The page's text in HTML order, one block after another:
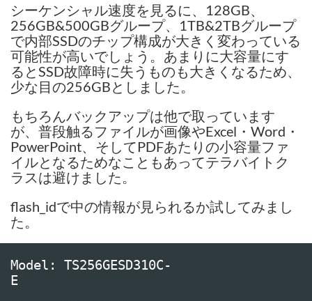
シーケンシャル速度を見るに、128GB、
256GB&500GBグループ、1TB&2TBグループ
で内部SSDのチップ構成が大きく変わっている
可能性が高いでしょう。あまりに大容量にす
るとSSD故障時に失うものも大きくなるため、
少な目の256GBとしました。
もちろんバックアップは他で取っています
が、普段触るファイルが画像やExcel・Word・
PowerPoint、そしてPDFあたりの小容量ファ
イルとなるためなこともあってテラバイトク
ラスは避けました。
flash_idで中の情報が見られるか試してみまし
た。
Model: TS256GESD310C-
E